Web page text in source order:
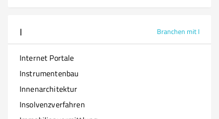
I Branchen mit I
Internet Portale
Instrumentenbau
Innenarchitektur
Insolvenzverfahren